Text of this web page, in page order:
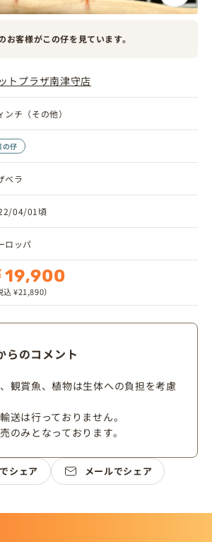
お客様がこの仔を見ています。
トプラザ南津守店
ンチ（その他）
の仔
ベラ
04/01頃
ロッパ
19,900
込 ¥21,890）
らのコメント
観賞魚、植物は生体への負担を考慮
送は行っておりません。
のみとなっております。
シェア メールでシェア